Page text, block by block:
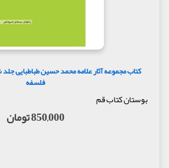
کتاب مجموعه آثار علامه محمد حسین طباطبایی
فلسفه
بوستان کتاب قم
850,000 تومان